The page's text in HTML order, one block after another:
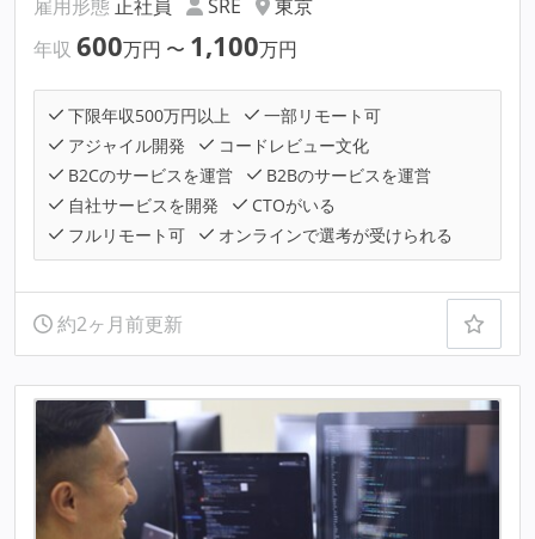
雇用形態 正社員 SRE
東京
年収 600万円 〜 1,100万円
下限年収500万円以上
一部リモート可
アジャイル開発
コードレビュー文化
B2Cのサービスを運営
B2Bのサービスを運営
自社サービスを開発
CTOがいる
フルリモート可
オンラインで選考が受けられる
約2ヶ月前更新